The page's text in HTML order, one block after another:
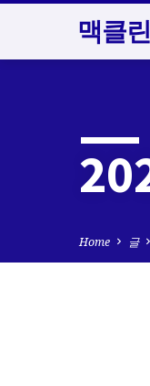
맥클
Home 글